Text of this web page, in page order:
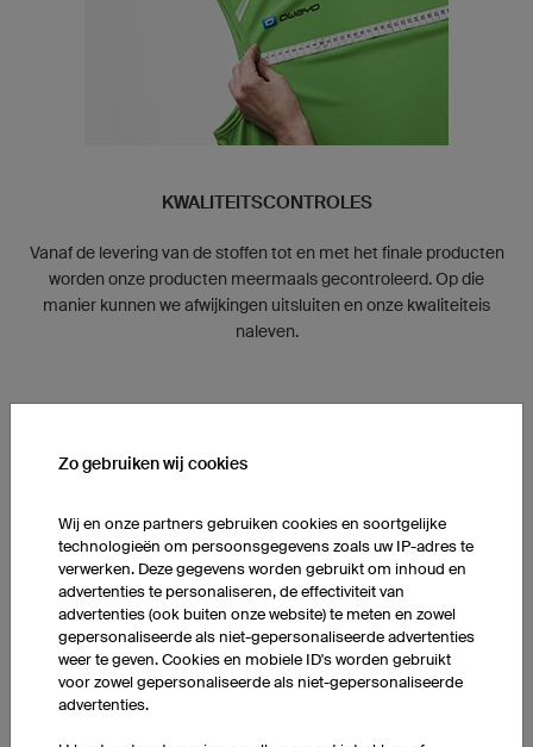
KWALITEITSCONTROLES
Vanaf de levering van de stoffen tot en met het finale producten
worden onze producten meermaals gecontroleerd. Op die
manier kunnen we afwijkingen uitsluiten en onze kwaliteiteis
naleven.
Zo gebruiken wij cookies
Wij en onze partners gebruiken cookies en soortgelijke
technologieën om persoonsgegevens zoals uw IP-adres te
verwerken. Deze gegevens worden gebruikt om inhoud en
advertenties te personaliseren, de effectiviteit van
advertenties (ook buiten onze website) te meten en zowel
gepersonaliseerde als niet-gepersonaliseerde advertenties
weer te geven. Cookies en mobiele ID's worden gebruikt
voor zowel gepersonaliseerde als niet-gepersonaliseerde
advertenties.